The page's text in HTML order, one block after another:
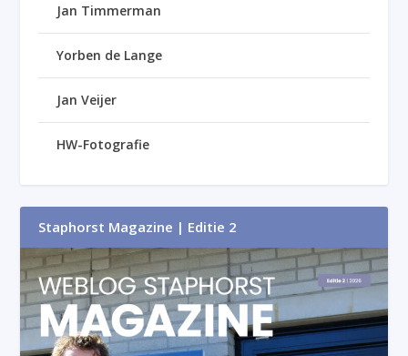
Jan Timmerman
Yorben de Lange
Jan Veijer
HW-Fotografie
Staphorst Magazine | Editie 2